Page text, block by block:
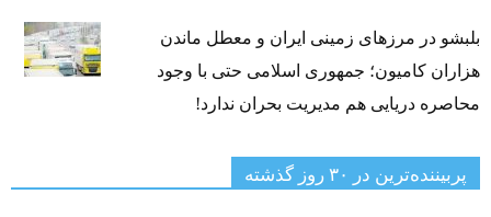
بلبشو در مرزهای زمینی ایران و معطل ماندن
هزاران کامیون؛ جمهوری اسلامی حتی با وجود
محاصره دریایی هم مدیریت بحران ندارد!
پربیننده‌ترین‌ در ۳۰ روز گذشته